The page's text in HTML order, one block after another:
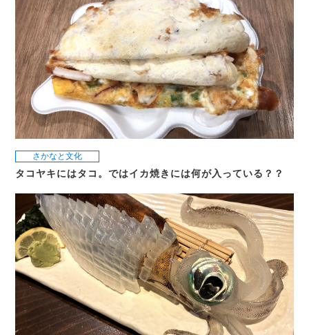
さかなと文化
タコヤキにはタコ。ではイカ焼きには何が入っている？？